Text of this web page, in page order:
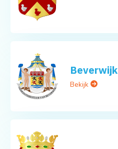
Beverwijk
Bekijk